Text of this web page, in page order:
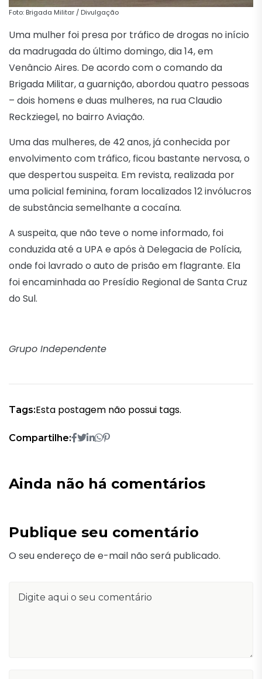
Foto: Brigada Militar / Divulgação
Uma mulher foi presa por tráfico de drogas no início
da madrugada do último domingo, dia 14, em
Venâncio Aires. De acordo com o comando da
Brigada Militar, a guarnição, abordou quatro pessoas
– dois homens e duas mulheres, na rua Claudio
Reckziegel, no bairro Aviação.
Uma das mulheres, de 42 anos, já conhecida por
envolvimento com tráfico, ficou bastante nervosa, o
que despertou suspeita. Em revista, realizada por
uma policial feminina, foram localizados 12 invólucros
de substância semelhante a cocaína.
A suspeita, que não teve o nome informado, foi
conduzida até a UPA e após à Delegacia de Polícia,
onde foi lavrado o auto de prisão em flagrante. Ela
foi encaminhada ao Presídio Regional de Santa Cruz
do Sul.
Grupo Independente
Tags:Esta postagem não possui tags.
Compartilhe:
Ainda não há comentários
Publique seu comentário
O seu endereço de e-mail não será publicado.